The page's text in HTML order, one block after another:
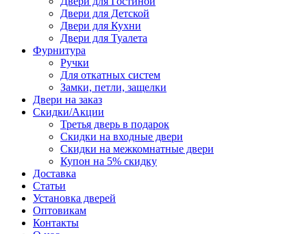
Двери для Детской
Двери для Кухни
Двери для Туалета
Фурнитура
Ручки
Для откатных систем
Замки, петли, защелки
Двери на заказ
Скидки/Акции
Третья дверь в подарок
Скидки на входные двери
Скидки на межкомнатные двери
Купон на 5% скидку
Доставка
Статьи
Установка дверей
Оптовикам
Контакты